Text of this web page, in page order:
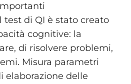
test di QI è stato creato
cognitive: la
di risolvere problemi,
Misura parametri
elaborazione delle